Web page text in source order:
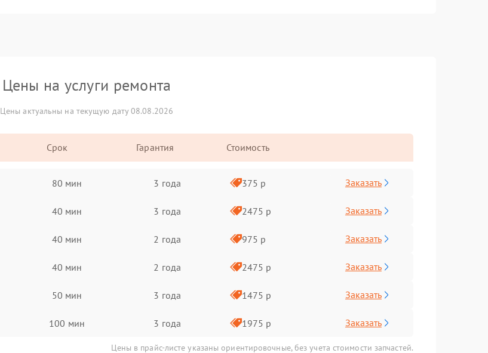
Цены на услуги ремонта
Цены актуальны на текущую дату 08.08.2026
Срок Гарантия Стоимость
80 мин 3 года 375 р Заказать
40 мин 3 года 2475 р Заказать
40 мин 2 года 975 р Заказать
40 мин 2 года 2475 р Заказать
50 мин 3 года 1475 р Заказать
100 мин 3 года 1975 р Заказать
Цены в прайс-листе указаны ориентировочные, без учета стоимости запчастей.